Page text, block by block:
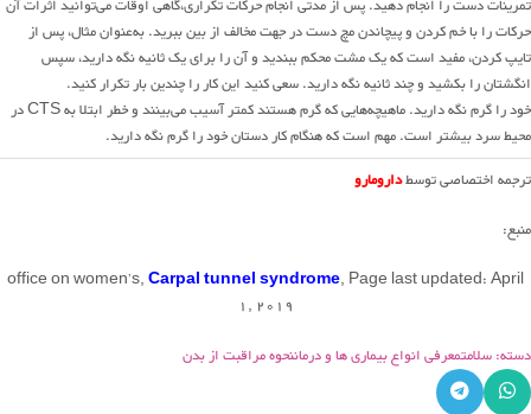
تمرینات دست را انجام دهید. پس از مدتی انجام حرکات تکراری،گاهی اوقات می‌توانید اثرات آن
حرکات را با خم کردن و پیچاندن مچ دست در جهت مخالف از بین ببرید. به‌عنوان مثال، پس از
تایپ کردن، مفید است که یک مشت محکم ببندید و آن را برای یک ثانیه نگه دارید، سپس
انگشتان را بکشید و چند ثانیه نگه دارید. سعی کنید این کار را چندین بار تکرار کنید.
خود را گرم نگه دارید. ماهیچه‌هایی که گرم هستند کمتر آسیب می‌بینند و خطر ابتلا به CTS در
محیط سرد بیشتر است. مهم است که هنگام کار دستان خود را گرم نگه دارید.
ترجمه اختصاصی توسطدارومارو
منبع:
office on women’s,Carpal tunnel syndrome, Page last updated: April
1, 2019
دسته: سلامتمعرفی انواع بیماری ها و درماننحوه مراقبت از بدن